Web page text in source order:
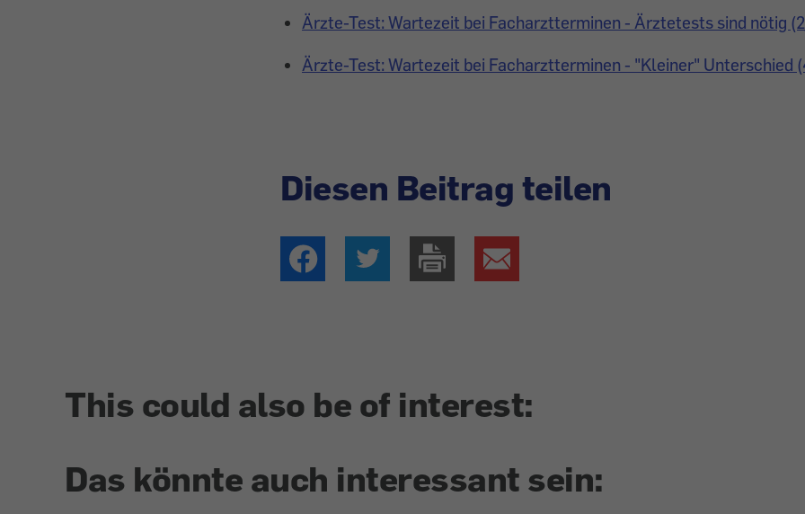
Ärzte-Test: Wartezeit bei Facharztterminen - Ärztetests sind nötig
Ärzte-Test: Wartezeit bei Facharztterminen - "Kleiner" Unterschied
Diesen Beitrag teilen
This could also be of interest:
Das könnte auch interessant sein: